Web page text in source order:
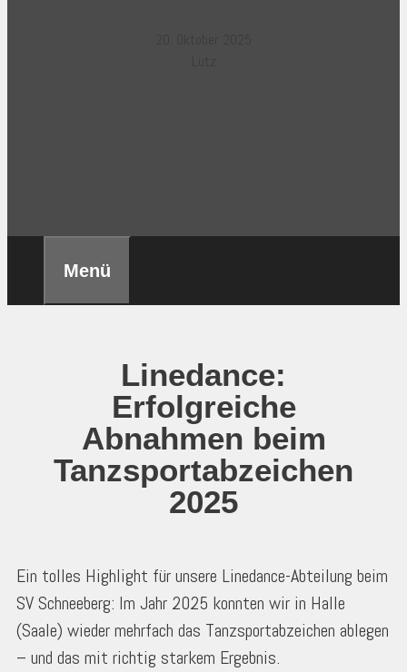
Menü
Linedance:
Erfolgreiche
Abnahmen beim
Tanzsportabzeichen
2025
Ein tolles Highlight für unsere Linedance-Abteilung beim
SV Schneeberg: Im Jahr 2025 konnten wir in Halle
(Saale) wieder mehrfach das Tanzsportabzeichen ablegen
– und das mit richtig starkem Ergebnis.